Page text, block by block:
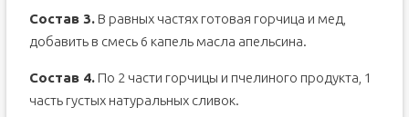
Состав 3.В равных частях готовая горчица и мед,
добавить в смесь 6 капель масла апельсина.
Состав 4.По 2 части горчицы и пчелиного продукта, 1
часть густых натуральных сливок.